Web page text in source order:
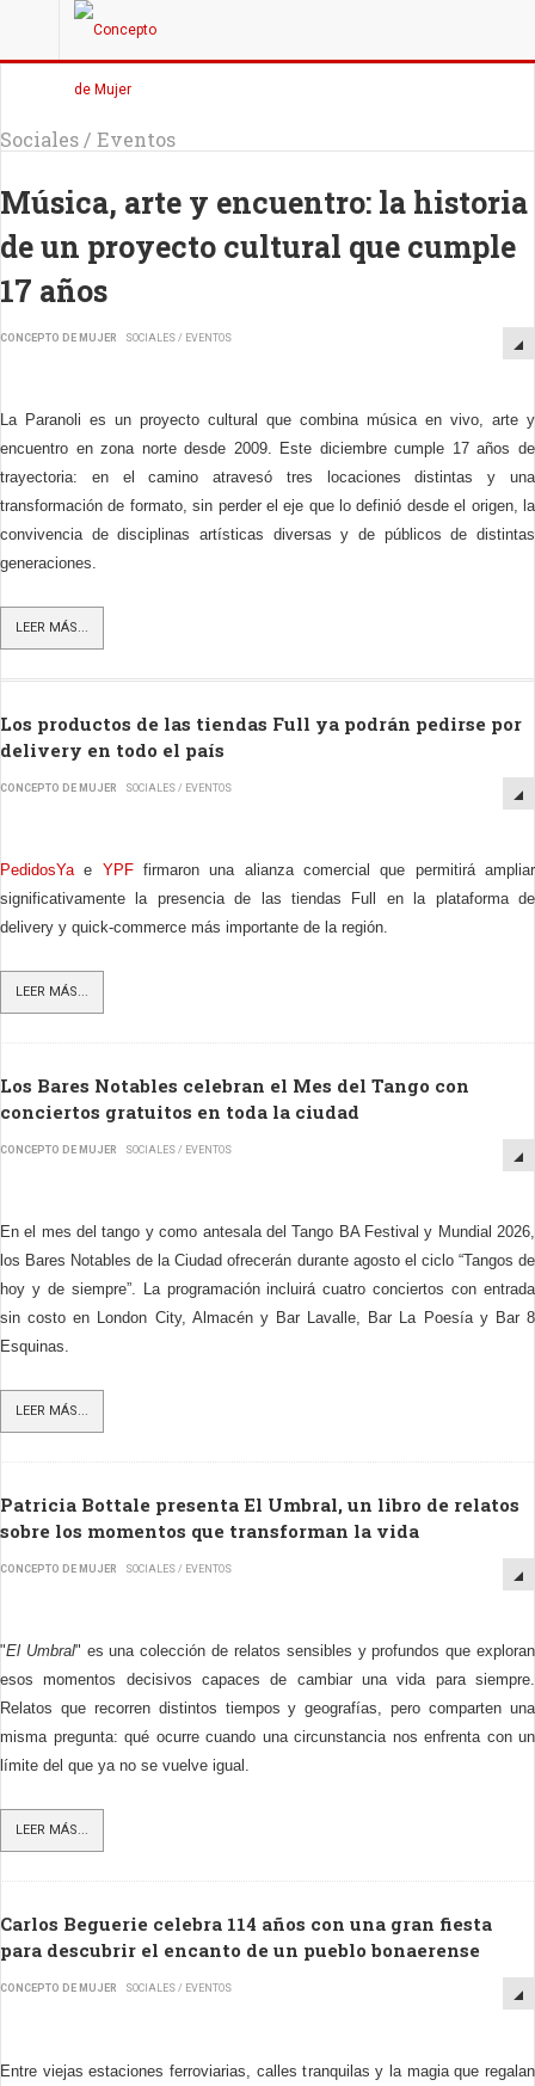
Sociales / Eventos
Música, arte y encuentro: la historia
de un proyecto cultural que cumple
17 años
CONCEPTO DE MUJER SOCIALES / EVENTOS
La Paranoli es un proyecto cultural que combina música en vivo, arte y
encuentro en zona norte desde 2009. Este diciembre cumple 17 años de
trayectoria: en el camino atravesó tres locaciones distintas y una
transformación de formato, sin perder el eje que lo definió desde el origen, la
convivencia de disciplinas artísticas diversas y de públicos de distintas
generaciones.
LEER MÁS...
Los productos de las tiendas Full ya podrán pedirse por
delivery en todo el país
CONCEPTO DE MUJER SOCIALES / EVENTOS
PedidosYae YPFfirmaron una alianza comercial que permitirá ampliar
significativamente la presencia de las tiendas Full en la plataforma de
delivery y quick-commerce más importante de la región.
LEER MÁS...
Los Bares Notables celebran el Mes del Tango con
conciertos gratuitos en toda la ciudad
CONCEPTO DE MUJER SOCIALES / EVENTOS
En el mes del tango y como antesala del Tango BA Festival y Mundial 2026,
los Bares Notables de la Ciudad ofrecerán durante agosto el ciclo “Tangos de
hoy y de siempre”. La programación incluirá cuatro conciertos con entrada
sin costo en London City, Almacén y Bar Lavalle, Bar La Poesía y Bar 8
Esquinas.
LEER MÁS...
Patricia Bottale presenta El Umbral, un libro de relatos
sobre los momentos que transforman la vida
CONCEPTO DE MUJER SOCIALES / EVENTOS
"El Umbral" es una colección de relatos sensibles y profundos que exploran
esos momentos decisivos capaces de cambiar una vida para siempre.
Relatos que recorren distintos tiempos y geografías, pero comparten una
misma pregunta: qué ocurre cuando una circunstancia nos enfrenta con un
límite del que ya no se vuelve igual.
LEER MÁS...
Carlos Beguerie celebra 114 años con una gran fiesta
para descubrir el encanto de un pueblo bonaerense
CONCEPTO DE MUJER SOCIALES / EVENTOS
Entre viejas estaciones ferroviarias, calles tranquilas y la magia que regalan